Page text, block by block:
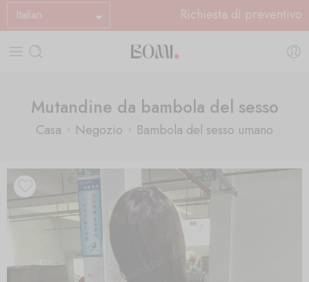
Italian Richiesta di preventivo
Mutandine da bambola del sesso
Casa Negozio Bambola del sesso umano